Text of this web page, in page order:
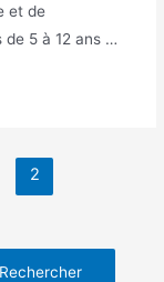
et de
5 à 12 ans …
2
Rechercher